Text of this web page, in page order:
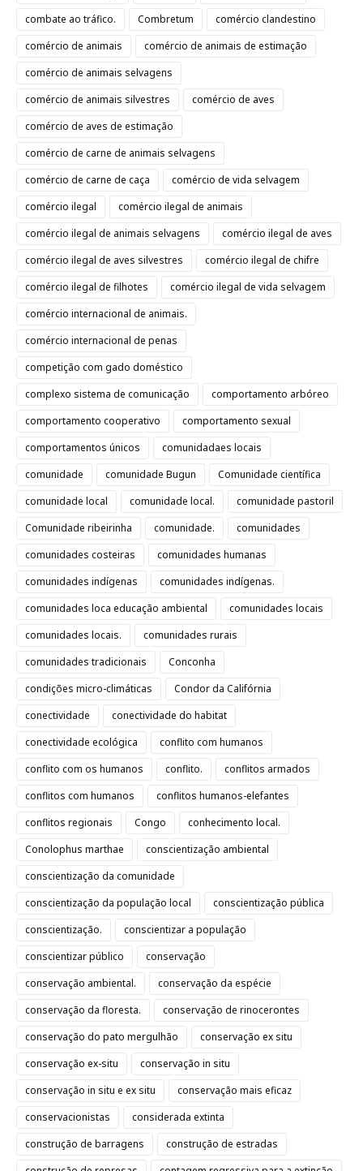
combate ao tráfico.
Combretum
comércio clandestino
comércio de animais
comércio de animais de estimação
comércio de animais selvagens
comércio de animais silvestres
comércio de aves
comércio de aves de estimação
comércio de carne de animais selvagens
comércio de carne de caça
comércio de vida selvagem
comércio ilegal
comércio ilegal de animais
comércio ilegal de animais selvagens
comércio ilegal de aves
comércio ilegal de aves silvestres
comércio ilegal de chifre
comércio ilegal de filhotes
comércio ilegal de vida selvagem
comércio internacional de animais.
comércio internacional de penas
competição com gado doméstico
complexo sistema de comunicação
comportamento arbóreo
comportamento cooperativo
comportamento sexual
comportamentos únicos
comunidadaes locais
comunidade
comunidade Bugun
Comunidade científica
comunidade local
comunidade local.
comunidade pastoril
Comunidade ribeirinha
comunidade.
comunidades
comunidades costeiras
comunidades humanas
comunidades indígenas
comunidades indígenas.
comunidades loca educação ambiental
comunidades locais
comunidades locais.
comunidades rurais
comunidades tradicionais
Conconha
condições micro-climáticas
Condor da Califórnia
conectividade
conectividade do habitat
conectividade ecológica
conflito com humanos
conflito com os humanos
conflito.
conflitos armados
conflitos com humanos
conflitos humanos-elefantes
conflitos regionais
Congo
conhecimento local.
Conolophus marthae
conscientização ambiental
conscientização da comunidade
conscientização da população local
conscientização pública
conscientização.
conscientizar a população
conscientizar público
conservação
conservação ambiental.
conservação da espécie
conservação da floresta.
conservação de rinocerontes
conservação do pato mergulhão
conservação ex situ
conservação ex-situ
conservação in situ
conservação in situ e ex situ
conservação mais eficaz
conservacionistas
considerada extinta
construção de barragens
construção de estradas